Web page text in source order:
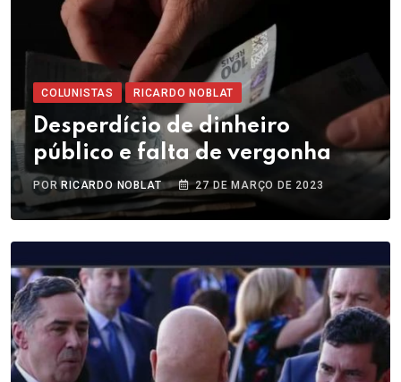
COLUNISTAS RICARDO NOBLAT
Desperdício de dinheiro
público e falta de vergonha
PORRICARDO NOBLAT 27 DE MARÇO DE 2023